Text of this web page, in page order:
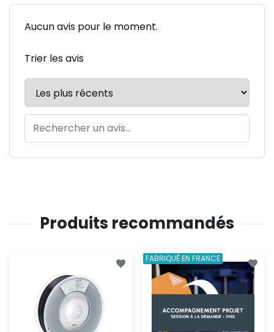
Aucun avis pour le moment.
Trier les avis
Produits recommandés
FABRIQUÉ EN FRANCE